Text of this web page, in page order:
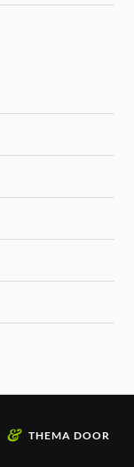
& THEMA DOOR